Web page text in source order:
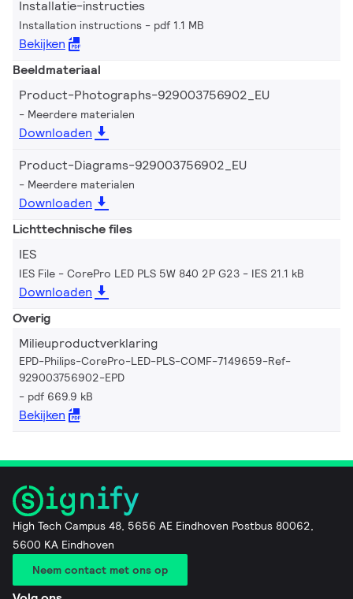
Installatie-instructies
Installation instructions pdf 1.1 MB
Bekijken
Beeldmateriaal
Product-Photographs-929003756902_EU
Meerdere materialen
Downloaden
Product-Diagrams-929003756902_EU
Meerdere materialen
Downloaden
Lichttechnische files
IES
IES File - CorePro LED PLS 5W 840 2P G23 IES 21.1 kB
Downloaden
Overig
Milieuproductverklaring
EPD-Philips-CorePro-LED-PLS-COMF-7149659-Ref-
929003756902-EPD
pdf 669.9 kB
Bekijken
High Tech Campus 48, 5656 AE Eindhoven Postbus 80062,
5600 KA Eindhoven
Neem contact met ons op